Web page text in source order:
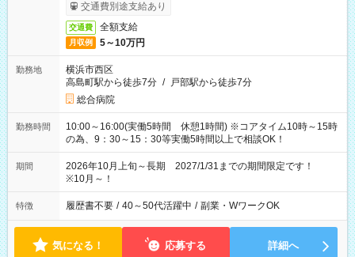
交通費別途支給あり
交通費 全額支給
月収例 5～10万円
勤務地
横浜市西区
高島町駅から徒歩7分 / 戸部駅から徒歩7分
総合病院
勤務時間
10:00～16:00(実働5時間 休憩1時間) ※コアタイム10時～15時
の為、9：30～15：30等実働5時間以上で相談OK！
期間
2026年10月上旬～長期 2027/1/31までの期間限定です！
※10月～！
特徴 履歴書不要 / 40～50代活躍中 / 副業・WワークOK
気になる！ 応募する 詳細へ